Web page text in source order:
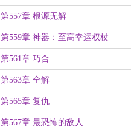
第557章 根源无解
第559章 神器：至高幸运权杖
第561章 巧合
第563章 全解
第565章 复仇
第567章 最恐怖的敌人